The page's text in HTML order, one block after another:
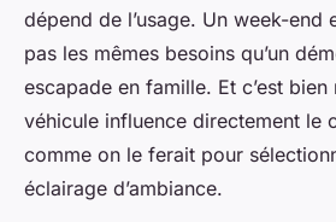
dépend de l’usage. Un week-end
pas les mêmes besoins qu’un
escapade en famille. Et c’est
véhicule influence directement le
comme on le ferait pour
éclairage d’ambiance.